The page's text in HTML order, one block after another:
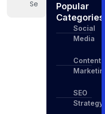
Popular
Categories
Social
Media
Content
Marketing
SEO
Strategy